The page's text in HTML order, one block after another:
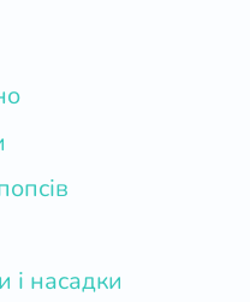
і насадки